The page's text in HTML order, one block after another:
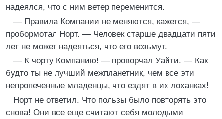
надеялся, что с ним ветер переменится.
— Правила Компании не меняются, кажется, —
пробормотал Норт. — Человек старше двадцати пяти
лет не может надеяться, что его возьмут.
— К чорту Компанию! — проворчал Уайти. — Как
будто ты не лучший межпланетник, чем все эти
непропеченные младенцы, что ездят в их лоханках!
Норт не ответил. Что пользы было повторять это
снова! Они все еще считают себя молодыми